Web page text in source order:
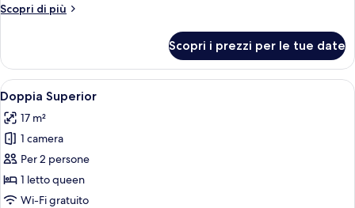
Scopri di più
Altri
Comfort
Scopri i prezzi per le tue date
Apri
tutte
le
foto
per
Doppia
Superior
Una camera d'albergo con un letto,
9
Doppia Superior
17 m²
1 camera
Per 2 persone
1 letto queen
Wi-Fi gratuito